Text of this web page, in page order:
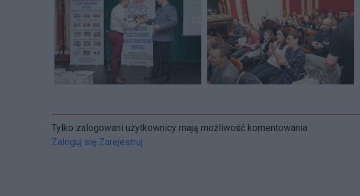
Tylko zalogowani użytkownicy mają możliwość komentowania
Zaloguj się Zarejestruj